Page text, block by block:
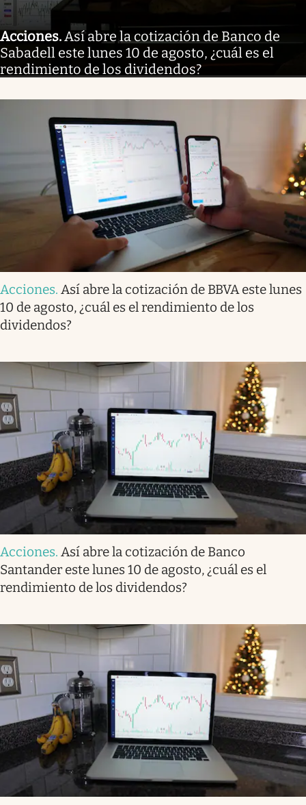
Acciones.Así abre la cotización de Banco de
Sabadell este lunes 10 de agosto, ¿cuál es el
rendimiento de los dividendos?
Acciones. Así abre la cotización de BBVA este lunes
10 de agosto, ¿cuál es el rendimiento de los
dividendos?
Acciones. Así abre la cotización de Banco
Santander este lunes 10 de agosto, ¿cuál es el
rendimiento de los dividendos?